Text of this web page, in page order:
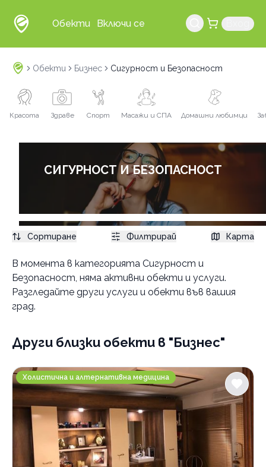
Обекти Включи се
Обекти Бизнес Сигурност и Безопасност
Красота Здраве Спорт Масажи и СПА Домашни любимци
СИГУРНОСТ И БЕЗОПАСНОСТ
В момента в категорията Сигурност и
Безопасност, няма активни обекти и услуги.
Разгледайте други услуги и обекти във вашия
град.
Други близки обекти в "Бизнес"
Вибо Аспект бутиково студио за здравословен
Холистична и алтернативна медицина
Сортиране Филтрирай Карта
Категории
Дигитален маркетинг
Адвокатски услуги
Преводи и легализация на документи
Печат, предпечат, довършителни дейности
Проектиране и дизайн
Професионални дезинфекциращи препарати
Зали за събития